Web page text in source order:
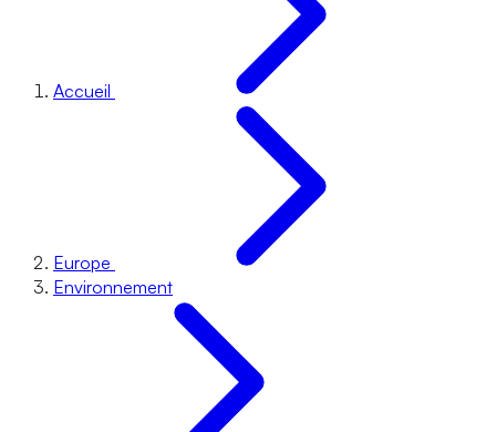
Accueil
Europe
Environnement